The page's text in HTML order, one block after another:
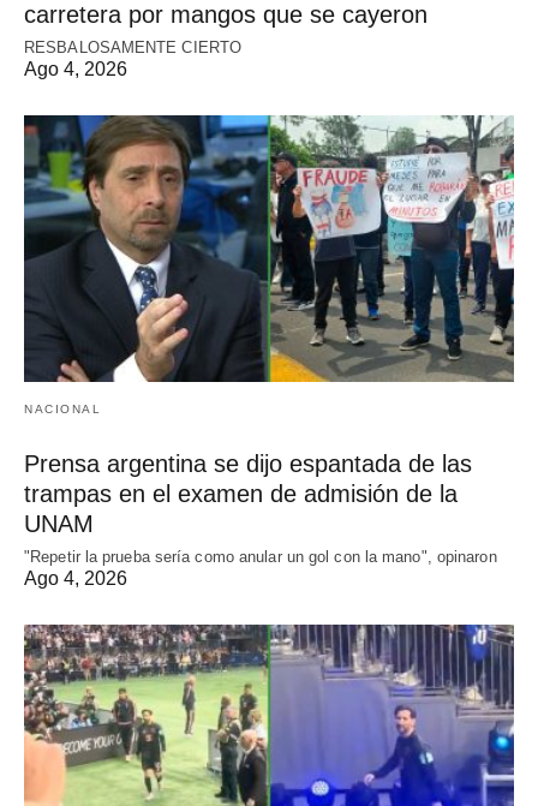
carretera por mangos que se cayeron
RESBALOSAMENTE CIERTO
Ago 4, 2026
NACIONAL
Prensa argentina se dijo espantada de las
trampas en el examen de admisión de la
UNAM
"Repetir la prueba sería como anular un gol con la mano", opinaron
Ago 4, 2026